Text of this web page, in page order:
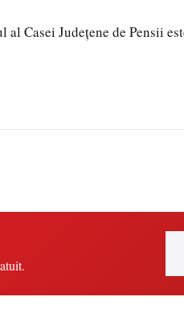
Casei Județene de Pensii